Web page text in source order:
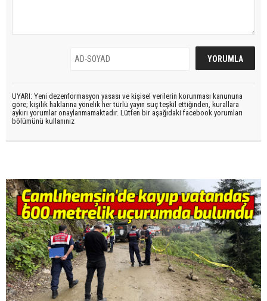
UYARI: Yeni dezenformasyon yasası ve kişisel verilerin korunması kanununa
göre; kişilik haklarına yönelik her türlü yayın suç teşkil ettiğinden, kurallara
aykırı yorumlar onaylanmamaktadır. Lütfen bir aşağıdaki facebook yorumları
bölümünü kullanınız